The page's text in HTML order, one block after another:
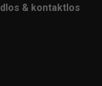
& kontaktlos